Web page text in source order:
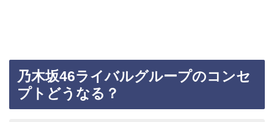
乃木坂46ライバルグループのコンセ
プトどうなる？